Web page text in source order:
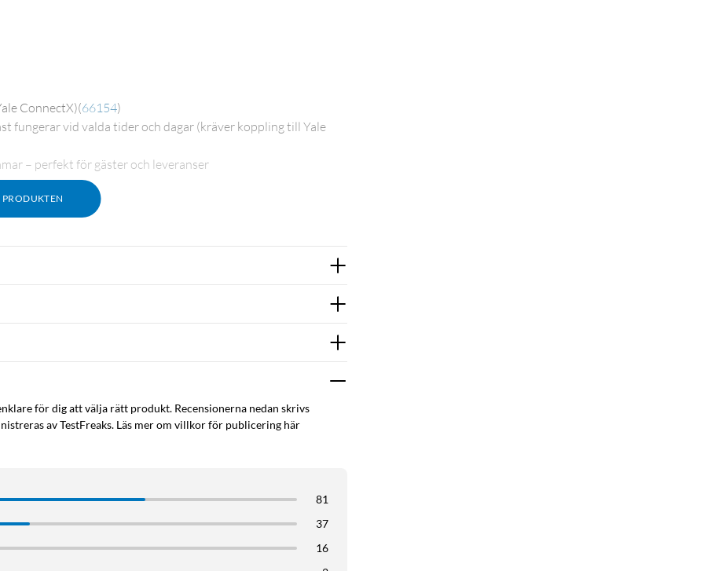
PRODUKTEN
ConnectX)(66154)
fungerar vid valda tider och dagar (kräver koppling till Yale
– perfekt för gäster och leveranser
för dig att välja rätt produkt. Recensionerna nedan skrivs
av TestFreaks. Läs mer om villkor för publicering här
81
37
16